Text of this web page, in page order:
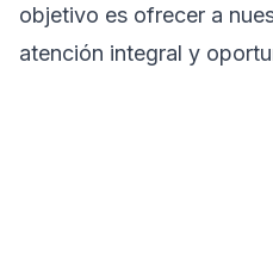
objetivo es ofrecer a
atención integral y